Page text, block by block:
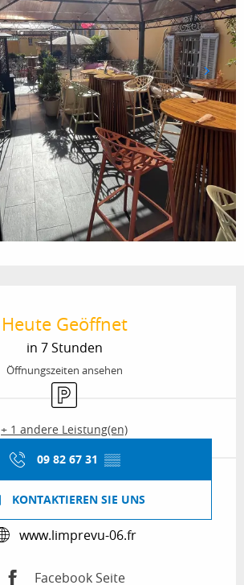
Heute Geöffnet
in 7 Stunden
Öffnungszeiten ansehen
Parkplatz
+ 1 andere Leistung(en)
09 82 67 31 ▒▒
KONTAKTIEREN SIE UNS
www.limprevu-06.fr
Facebook Seite